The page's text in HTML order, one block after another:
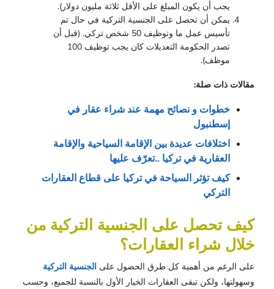
يجب أن يكون المبلغ على الأقل ثلاثة مليون دولار).
يمكن أن تحصل على الجنسية التركية في حال تم
تأسيس عمل ما وتوظيف 50 شخص تركي. (قبل أن
تصدر الحكومة التعديلات كان يجب توظيف 100
موظف).
مقالات ذات صلة:
إسطنبول
العقارية في تركيا ..تعرّف عليها
التركي
كيف تحصل على الجنسية التركية من
خلال شراء العقارات؟
على الرغم من أهمية كل طرق الحصول على الجنسية التركية
وسهولتها، ولكن تبقى العقارات الخيار الأول بالنسبة للجميع، وحسب